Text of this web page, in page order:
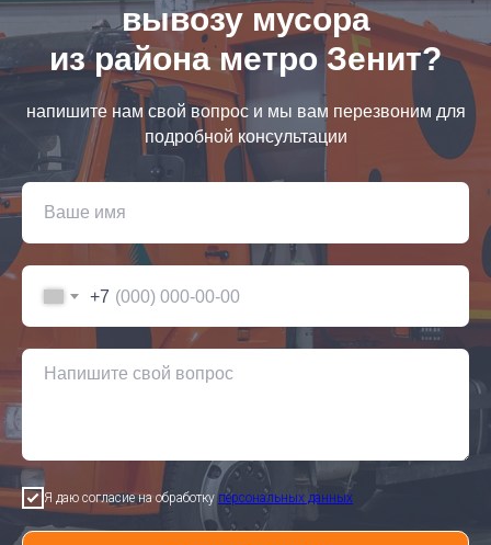
вывозу мусора
из района метро Зенит?
напишите нам свой вопрос и мы вам перезвоним для
подробной консультации
+7
Я даю согласие на обработкуперсональных данных